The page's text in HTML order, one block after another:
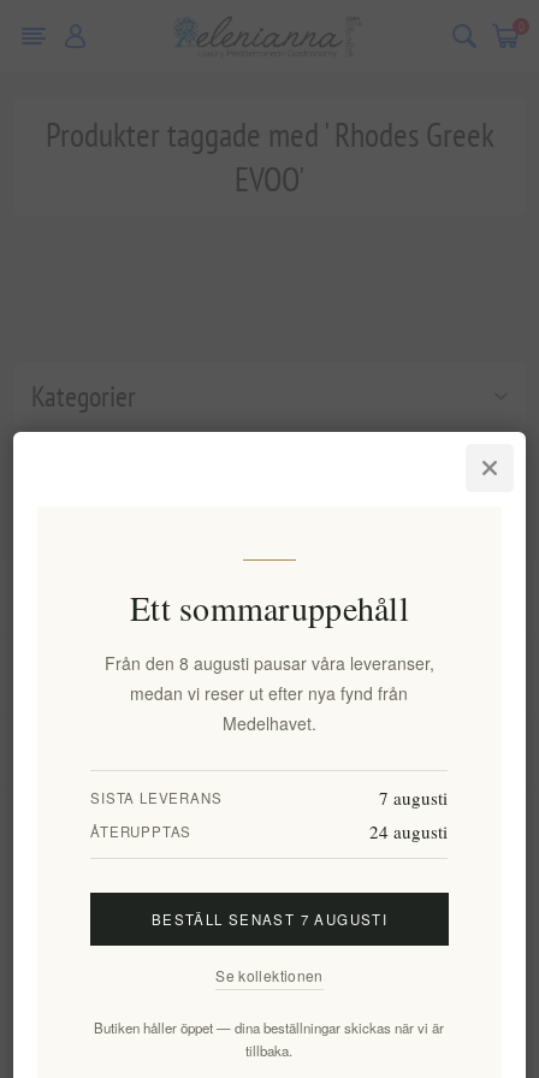
0
Kategorier
Produkter taggade med ' Rhodes Greek
EVOO'
Mitt konto
Prenumerera Avsluta bevakning
Ett sommaruppehåll
Från den 8 augusti pausar våra leveranser,
medan vi reser ut efter nya fynd från
Medelhavet.
SISTA LEVERANS 7 augusti
ÅTERUPPTAS 24 augusti
BESTÄLL SENAST 7 AUGUSTI
Se kollektionen
Butiken håller öppet — dina beställningar skickas när vi är
tillbaka.